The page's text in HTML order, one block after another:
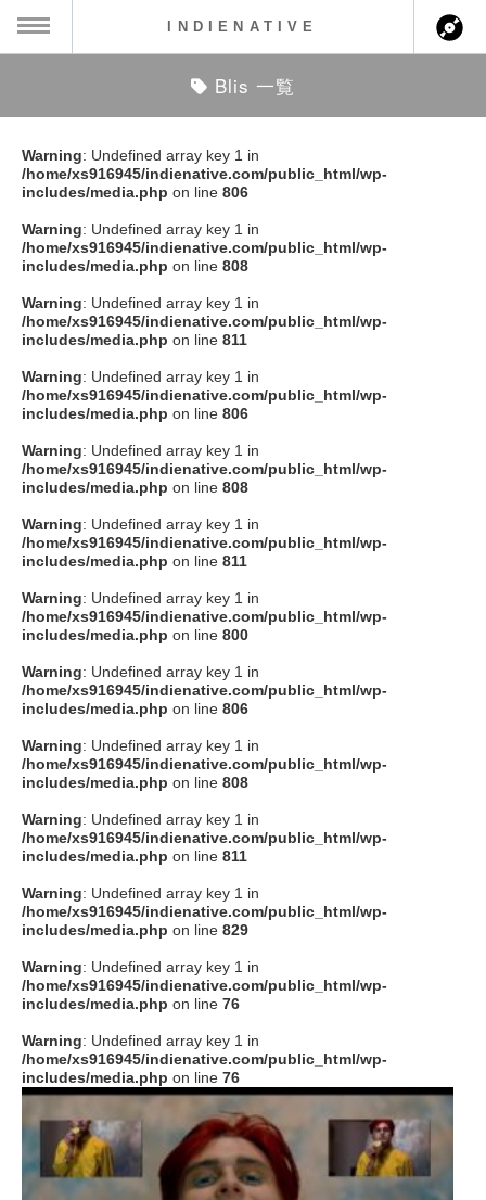
ス情報
ト情報
アーティスト
ション
ト
クト
SOCIAL
Facebook
instagram
Tumblr
Soundcloud
to indienative
INDIENATIVE
Blis 一覧
Warning: Undefined array key 1 in
/home/xs916945/indienative.com/public_html/wp-
includes/media.php on line 806
Warning: Undefined array key 1 in
/home/xs916945/indienative.com/public_html/wp-
includes/media.php on line 808
Warning: Undefined array key 1 in
/home/xs916945/indienative.com/public_html/wp-
includes/media.php on line 811
Warning: Undefined array key 1 in
/home/xs916945/indienative.com/public_html/wp-
includes/media.php on line 806
Warning: Undefined array key 1 in
/home/xs916945/indienative.com/public_html/wp-
includes/media.php on line 808
Warning: Undefined array key 1 in
/home/xs916945/indienative.com/public_html/wp-
includes/media.php on line 811
Warning: Undefined array key 1 in
/home/xs916945/indienative.com/public_html/wp-
includes/media.php on line 800
Warning: Undefined array key 1 in
/home/xs916945/indienative.com/public_html/wp-
includes/media.php on line 806
Warning: Undefined array key 1 in
/home/xs916945/indienative.com/public_html/wp-
includes/media.php on line 808
Warning: Undefined array key 1 in
/home/xs916945/indienative.com/public_html/wp-
includes/media.php on line 811
Warning: Undefined array key 1 in
/home/xs916945/indienative.com/public_html/wp-
includes/media.php on line 829
Warning: Undefined array key 1 in
/home/xs916945/indienative.com/public_html/wp-
includes/media.php on line 76
Warning: Undefined array key 1 in
/home/xs916945/indienative.com/public_html/wp-
includes/media.php on line 76